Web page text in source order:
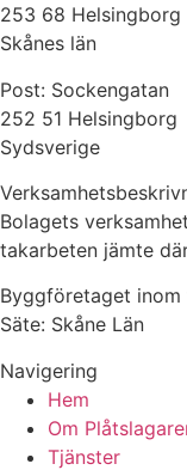
253 68 Helsingborg
Skånes län
Post: Sockengatan
252 51 Helsingborg
Sydsverige
Bolagets
takarbeten jämte
Byggföretaget
Säte: Skåne Län
Navigering
Hem
Om
Tjänster